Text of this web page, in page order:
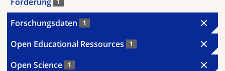
1
Forschungsdaten 1
Open Educational Ressources 1
Open Science 1